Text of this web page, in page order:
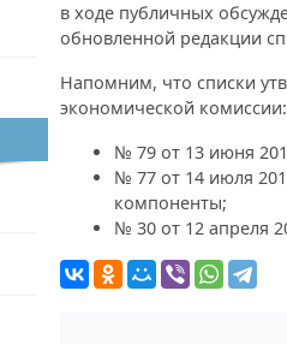
в ходе публичных
обновленной редакции
Напомним, что списки
экономической комиссии:
№ 79 от 13 июня
№ 77 от 14 июля
компоненты;
№ 30 от 12 апреля